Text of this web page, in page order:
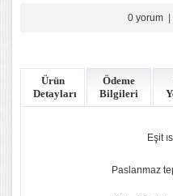
0 yorum|
Ürün
Detayları
Ödeme
Bilgileri
Eşit
Paslanmaz